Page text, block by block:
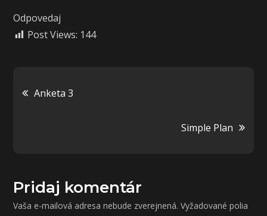
Odpovedaj
Post Views: 144
Navigácia
Anketa 3
Simple Plan
Pridaj komentár
Vaša e-mailová adresa nebude zverejnená. Vyžadované polia